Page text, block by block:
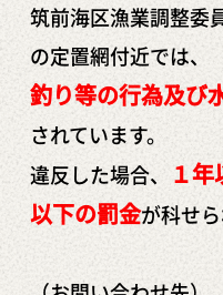
筑前海区漁業調整委
の定置網付近では、
釣り等の行為及び
されています。
違反した場合、
１
以下の罰金が科せ